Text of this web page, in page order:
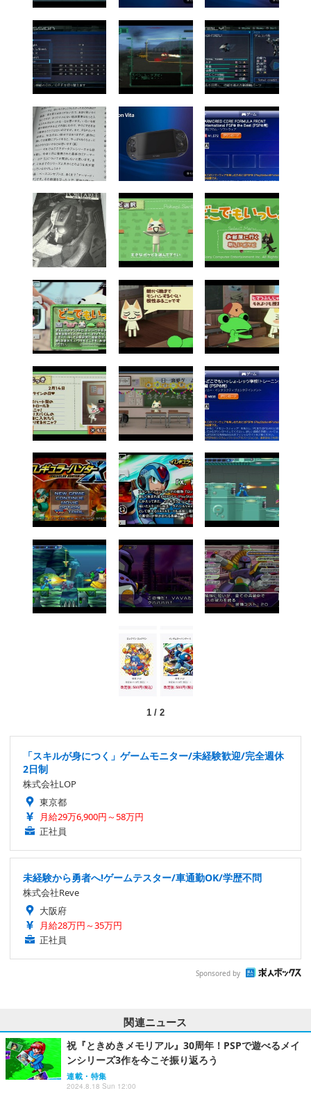
1/ 2
「スキルが身につく」ゲームモニター/未経験歓迎/完全週休
2日制
株式会社LOP
東京都
月給29万6,900円～58万円
正社員
未経験から勇者へ!ゲームテスター/車通勤OK/学歴不問
株式会社Reve
大阪府
月給28万円～35万円
正社員
Sponsored by
関連ニュース
祝『ときめきメモリアル』30周年！PSPで遊べるメイ
ンシリーズ3作を今こそ振り返ろう
連載・特集
2024.8.18 Sun 12:00